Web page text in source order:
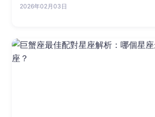
2026年02月03日